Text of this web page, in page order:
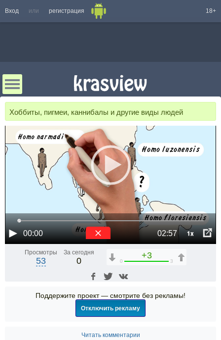
Вход или регистрация 18+
Хоббиты, пигмеи, каннибалы и другие виды людей
00:00 02:57 1x
Просмотры
53
За сегодня
0
+3
0 3
Поддержите проект — смотрите без рекламы!
Отключить рекламу
Читать комментарии